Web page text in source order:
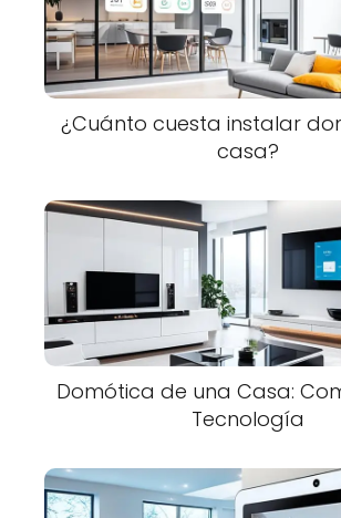
¿Cuánto cuesta instalar
casa?
Domótica de una Casa:
Tecnología